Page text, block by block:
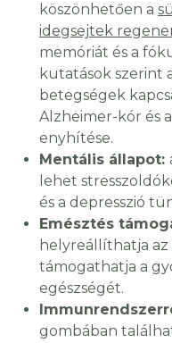
köszönhetően a
idegsejtek
memóriát és a
kutatások szerint
betegségek
Alzheimer-kór és
enyhítése.
Mentális állapot:
lehet
és a depresszió
Emésztés
helyreállíthatja
támogathatja a
egészségét.
gombában